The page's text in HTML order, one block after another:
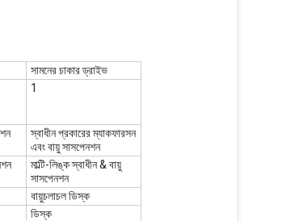
সামনের চাকার ড্রাইভ
1
স্বাধীন প্রকারের ম্যাকফারসন
এবং বায়ু সাসপেনশন
মাল্টি-লিঙ্ক স্বাধীন & বায়ু
সাসপেনশন
বায়ুচলাচল ডিস্ক
ডিস্ক